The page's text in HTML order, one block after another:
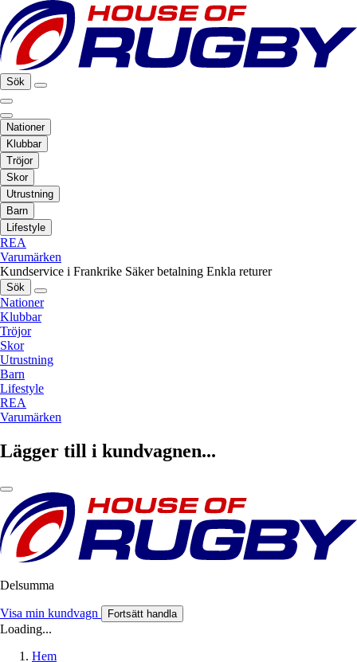
Sök
Nationer
Klubbar
Tröjor
Skor
Utrustning
Barn
Lifestyle
REA
Varumärken
Kundservice i Frankrike Säker betalning Enkla returer
Sök
Nationer
Klubbar
Tröjor
Skor
Utrustning
Barn
Lifestyle
REA
Varumärken
Lägger till i kundvagnen...
Delsumma
Visa min kundvagn Fortsätt handla
Loading...
Hem